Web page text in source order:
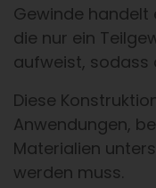
Gewinde handelt
die nur ein
aufweist, sodass
Diese
Anwendungen,
Materialien
werden muss.